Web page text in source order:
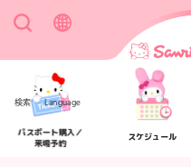
検索 Language
パスポート購入／
来場予約
スケジュール